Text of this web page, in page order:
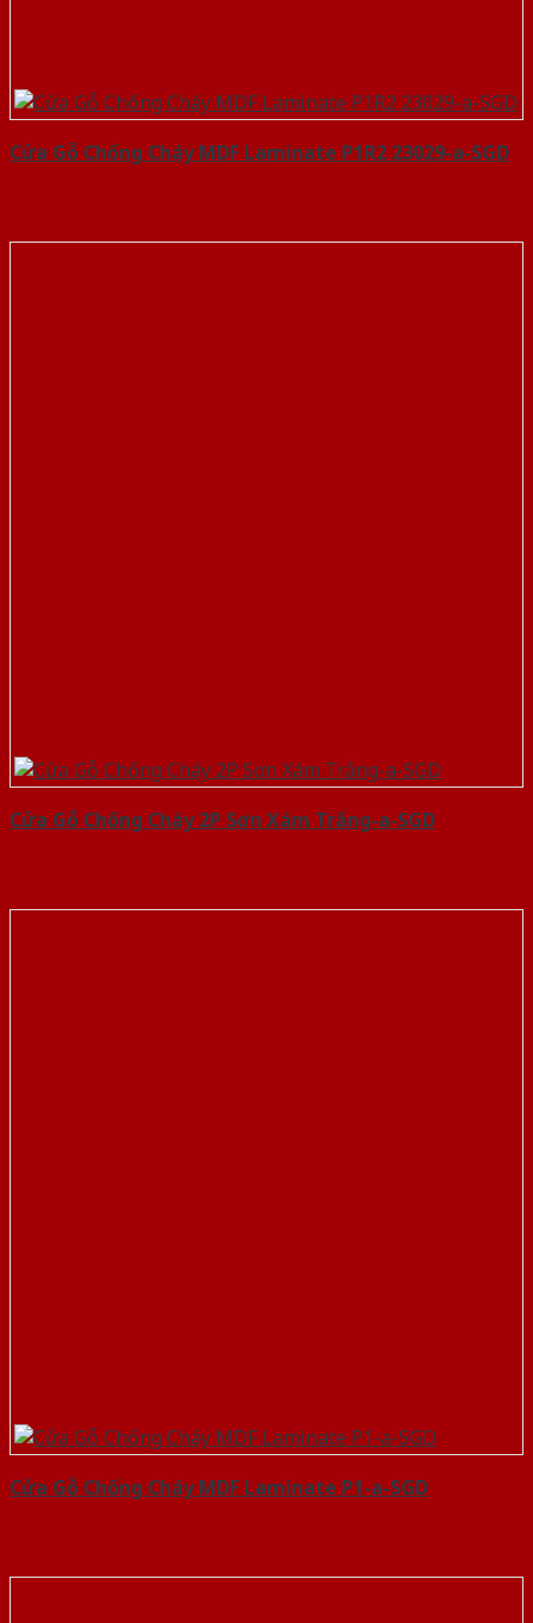
Cửa Gỗ Chống Cháy MDF Laminate P1R2 23029-a-SGD
Cửa Gỗ Chống Cháy 2P Sơn Xám Trắng-a-SGD
Cửa Gỗ Chống Cháy MDF Laminate P1-a-SGD